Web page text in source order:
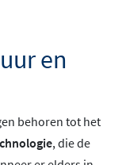
en
behoren tot het
, die de